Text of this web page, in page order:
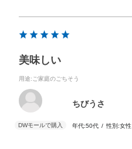
美味しい
用途:ご家庭のごちそう
ちびうさ
年代:50代 性別:女性